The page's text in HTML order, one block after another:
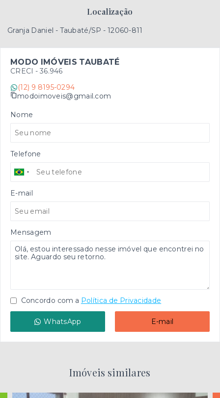
Localização
Granja Daniel - Taubaté/SP - 12060-811
MODO IMÓVEIS TAUBATÉ
CRECI - 36.946
(12) 9 8195-0294
modoimoveis@gmail.com
Nome
Telefone
E-mail
Mensagem
Concordo com a Política de Privacidade
WhatsApp E-mail
Imóveis similares